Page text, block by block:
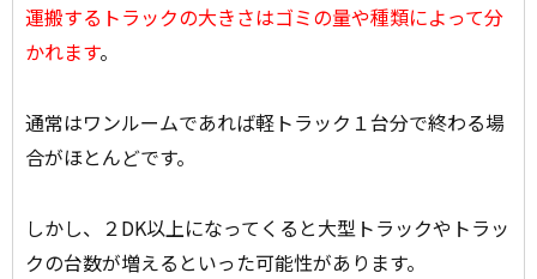
運搬するトラックの大きさはゴミの量や種類によって分
かれます。
通常はワンルームであれば軽トラック１台分で終わる場
合がほとんどです。
しかし、２DK以上になってくると大型トラックやトラッ
クの台数が増えるといった可能性があります。